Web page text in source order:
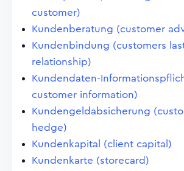
customer)
Kundenberatung (customer
Kundenbindung (customers
relationship)
Kundendaten-
customer information)
Kundengeldabsicherung
hedge)
Kundenkapital (client capital)
Kundenkarte (storecard)